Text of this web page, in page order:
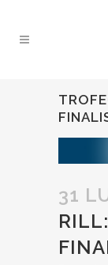
31